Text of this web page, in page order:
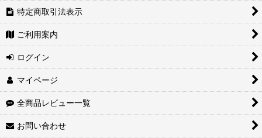
特定商取引法表示
ご利用案内
ログイン
マイページ
全商品レビュー一覧
お問い合わせ